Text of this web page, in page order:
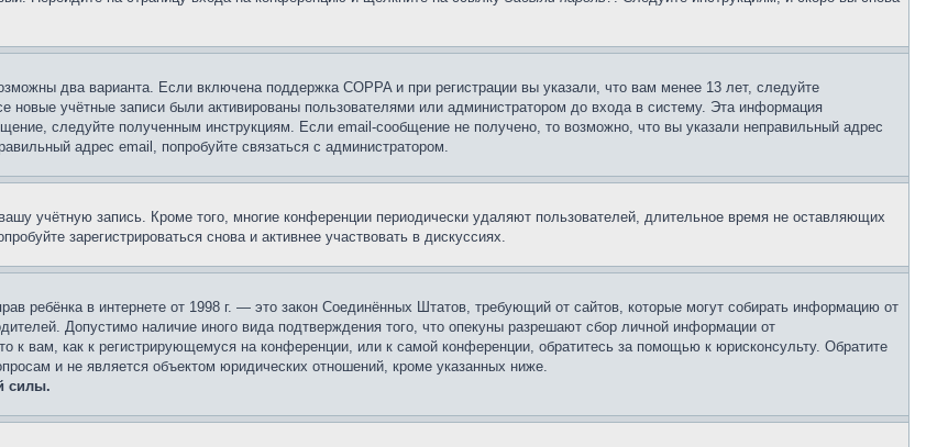
два варианта. Если включена поддержка COPPA и при регистрации вы указали, что вам менее 13 лет, следуйте
новые учётные записи были активированы пользователями или администратором до входа в систему. Эта информация
следуйте полученным инструкциям. Если email-сообщение не получено, то возможно, что вы указали неправильный адрес
адрес email, попробуйте связаться с администратором.
учётную запись. Кроме того, многие конференции периодически удаляют пользователей, длительное время не оставляющих
зарегистрироваться снова и активнее участвовать в дискуссиях.
ребёнка в интернете от 1998 г. — это закон Соединённых Штатов, требующий от сайтов, которые могут собирать информацию от
Допустимо наличие иного вида подтверждения того, что опекуны разрешают сбор личной информации от
вам, как к регистрирующемуся на конференции, или к самой конференции, обратитесь за помощью к юрисконсульту. Обратите
и не является объектом юридических отношений, кроме указанных ниже.
силы.